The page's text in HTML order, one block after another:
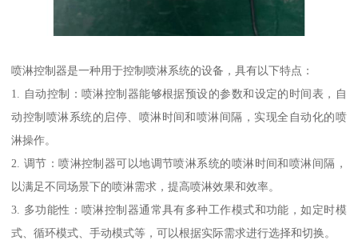
喷淋控制器是一种用于控制喷淋系统的设备，具有以下特点：
1. 自动控制：喷淋控制器能够根据预设的参数和设定的时间表，自
动控制喷淋系统的启停、喷淋时间和喷淋间隔，实现全自动化的喷
淋操作。
2. 调节：喷淋控制器可以地调节喷淋系统的喷淋时间和喷淋间隔，
以满足不同场景下的喷淋需求，提高喷淋效果和效率。
3. 多功能性：喷淋控制器通常具有多种工作模式和功能，如定时模
式、循环模式、手动模式等，可以根据实际需求进行选择和切换。